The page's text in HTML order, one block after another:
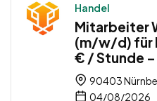
Handel
Mitarbeiter
(m/w/d) für
€ / Stunde
90403
04/08/2026